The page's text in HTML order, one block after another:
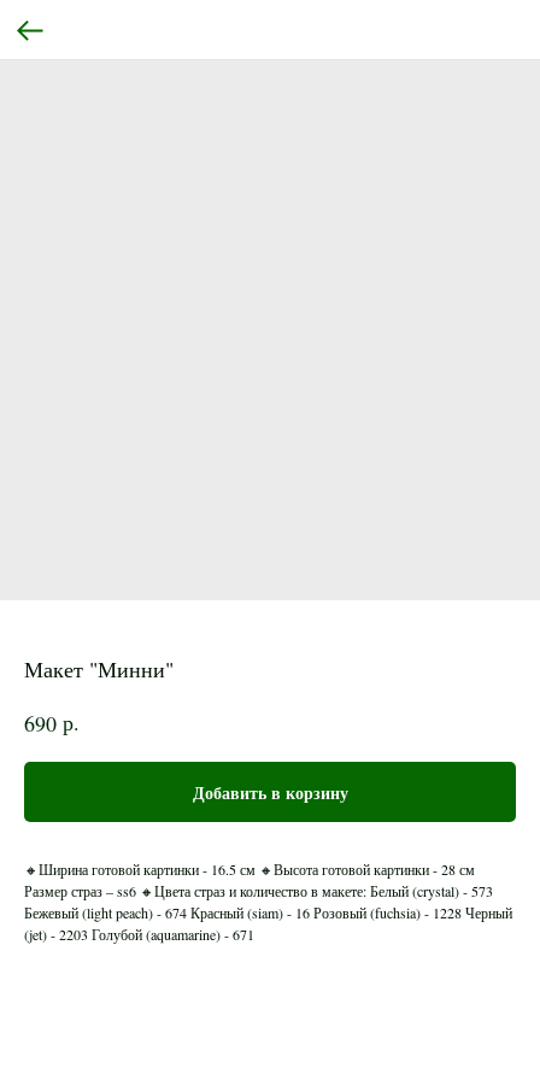
Макет "Минни"
690 р.
Добавить в корзину
🔸Ширина готовой картинки - 16.5 см 🔸Высота готовой картинки - 28 см
Размер страз – ss6 🔸Цвета страз и количество в макете: Белый (crystal) - 573
Бежевый (light peach) - 674 Красный (siam) - 16 Розовый (fuchsia) - 1228 Черный
(jet) - 2203 Голубой (aquamarine) - 671